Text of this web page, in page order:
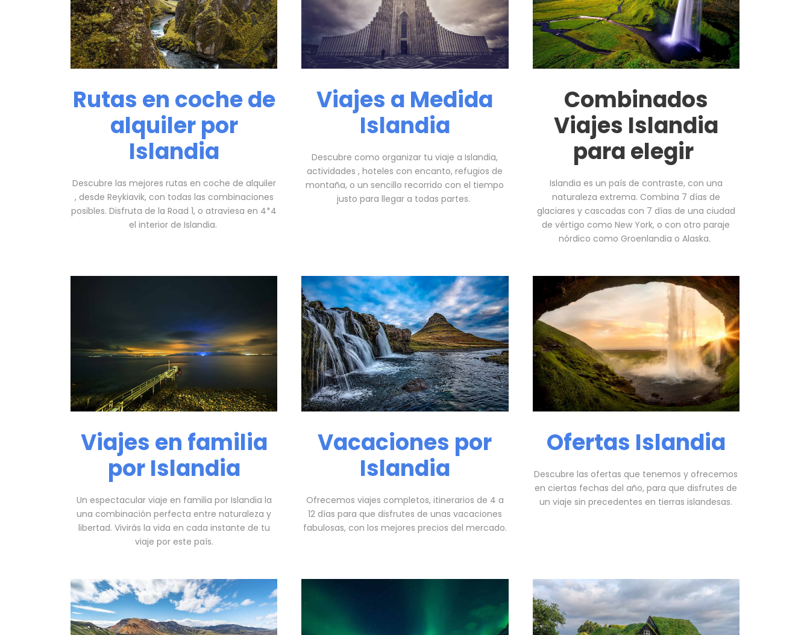
Rutas en coche de
alquiler por
Islandia
Descubre las mejores rutas en coche de alquiler
, desde Reykiavik, con todas las combinaciones
posibles. Disfruta de la Road 1, o atraviesa en 4*4
el interior de Islandia.
Viajes a Medida
Islandia
Descubre como organizar tu viaje a Islandia,
actividades , hoteles con encanto, refugios de
montaña, o un sencillo recorrido con el tiempo
justo para llegar a todas partes.
Combinados
Viajes Islandia
para elegir
Islandia es un país de contraste, con una
naturaleza extrema. Combina 7 días de
glaciares y cascadas con 7 días de una ciudad
de vértigo como New York, o con otro paraje
nórdico como Groenlandia o Alaska.
Viajes en familia
por Islandia
Un espectacular viaje en familia por Islandia la
una combinación perfecta entre naturaleza y
libertad. Vivirás la vida en cada instante de tu
viaje por este país.
Vacaciones por
Islandia
Ofrecemos viajes completos, itinerarios de 4 a
12 días para que disfrutes de unas vacaciones
fabulosas, con los mejores precios del mercado.
Ofertas Islandia
Descubre las ofertas que tenemos y ofrecemos
en ciertas fechas del año, para que disfrutes de
un viaje sin precedentes en tierras islandesas.